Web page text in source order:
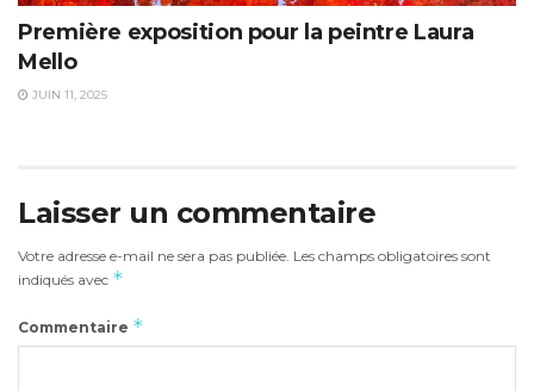
Première exposition pour la peintre Laura
Mello
JUIN 11, 2025
Laisser un commentaire
Votre adresse e-mail ne sera pas publiée. Les champs obligatoires sont
indiqués avec *
Commentaire *